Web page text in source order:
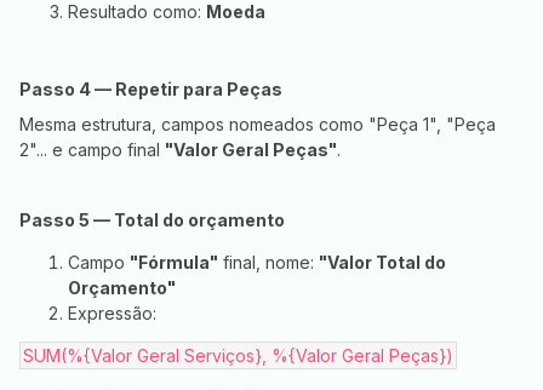
Resultado como: Moeda
Passo 4 — Repetir para Peças
Mesma estrutura, campos nomeados como "Peça 1", "Peça
2"... e campo final "Valor Geral Peças".
Passo 5 — Total do orçamento
Campo "Fórmula" final, nome: "Valor Total do
Orçamento"
Expressão:
SUM(%{Valor Geral Serviços}, %{Valor Geral Peças})